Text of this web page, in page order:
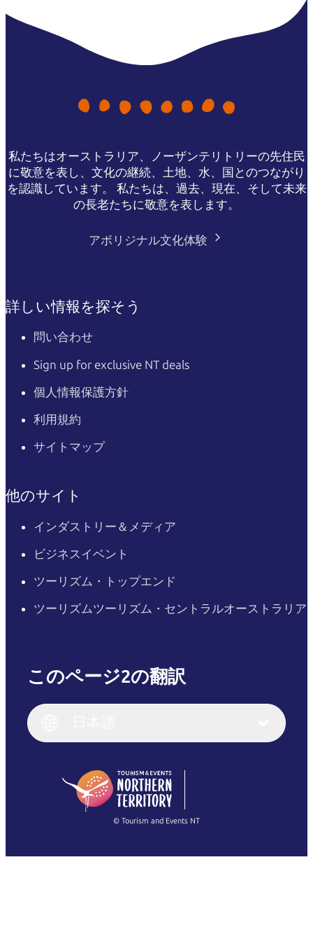
私たちはオーストラリア、ノーザンテリトリーの先住民
に敬意を表し、文化の継続、土地、水、国とのつながり
を認識しています。 私たちは、過去、現在、そして未来
の長老たちに敬意を表します。
アボリジナル文化体験
詳しい情報を探そう
問い合わせ
Sign up for exclusive NT deals
個人情報保護方針
利用規約
サイトマップ
他のサイト
インダストリー＆メディア
ビジネスイベント
ツーリズム・トップエンド
ツーリズムツーリズム・セントラルオーストラリア
このページ2の翻訳
English (US)
English
(Singapore)
Français
繁體中文
© Tourism and Events NT